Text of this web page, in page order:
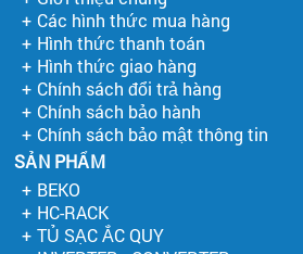
Các hình thức mua hàng
Hình thức thanh toán
Hình thức giao hàng
Chính sách đổi trả hàng
Chính sách bảo hành
Chính sách bảo mật thông tin
SẢN PHẨM
BEKO
HC-RACK
TỦ SẠC ẮC QUY